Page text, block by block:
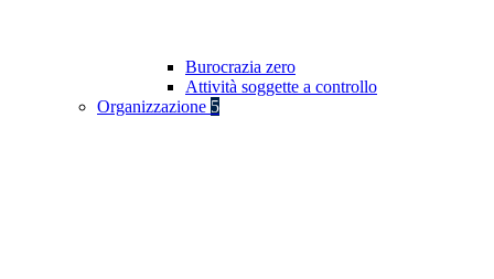
Burocrazia zero
Attività soggette a controllo
Organizzazione 5